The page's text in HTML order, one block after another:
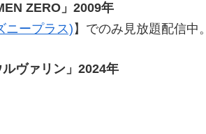
ZERO」2009年
ニープラス)】でのみ見放題配信中。
ヴァリン」2024年